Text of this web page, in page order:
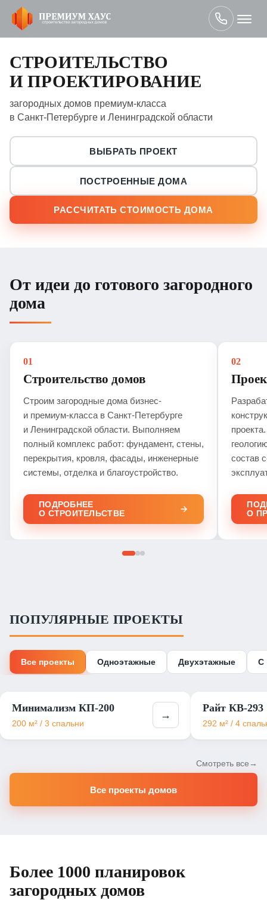
СТРОИТЕЛЬСТВО
И ПРОЕКТИРОВАНИЕ
загородных домов премиум‑класса
в Санкт‑Петербурге и Ленинградской области
ВЫБРАТЬ ПРОЕКТ
ПОСТРОЕННЫЕ ДОМА
РАССЧИТАТЬ СТОИМОСТЬ ДОМА
От идеи до готового загородного
дома
01
Строительство домов
Строим загородные дома бизнес-
и премиум-класса в Санкт-Петербурге
и Ленинградской области. Выполняем
полный комплекс работ: фундамент, стены,
перекрытия, кровля, фасады, инженерные
системы, отделка и благоустройство.
ПОДРОБНЕЕ
О СТРОИТЕЛЬСТВЕ
02
состав
О
ПОПУЛЯРНЫЕ ПРОЕКТЫ
Все проекты Одноэтажные Двухэтажные С
Минимализм КП-200
200 м² / 3 спальни
→
Райт КВ-293
292 м² / 4
Смотреть все
Все проекты домов
Более 1000 планировок
загородных домов